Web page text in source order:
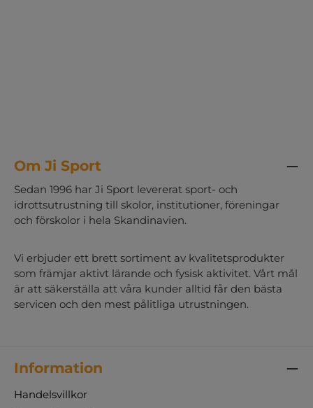
Om Ji Sport
Sedan 1996 har Ji Sport levererat sport- och
idrottsutrustning till skolor, institutioner, föreningar
och förskolor i hela Skandinavien.
Vi erbjuder ett brett sortiment av kvalitetsprodukter
som främjar aktivt lärande och fysisk aktivitet. Vårt mål
är att säkerställa att våra kunder alltid får den bästa
servicen och den mest pålitliga utrustningen.
Information
Handelsvillkor